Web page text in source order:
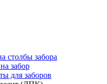
столбы забора
забор
для заборов